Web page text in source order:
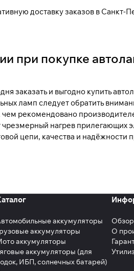
доставку заказов в Санкт-
при покупке
заказать и выгодно купить
ламп следует обратить
рекомендовано
нагрев прилегающих
цепи, качества и
аккумуляторы
аккумуляторы
аккумуляторы
аккумуляторы (для
ИБП, солнечных батарей)
О